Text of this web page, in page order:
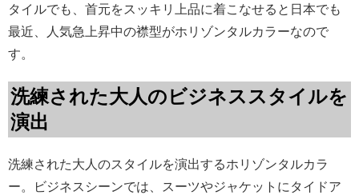
タイルでも、首元をスッキリ上品に着こなせると日本でも
最近、人気急上昇中の襟型がホリゾンタルカラーなので
す。
洗練された大人のビジネススタイルを
演出
洗練された大人のスタイルを演出するホリゾンタルカラ
ー。ビジネスシーンでは、スーツやジャケットにタイドア